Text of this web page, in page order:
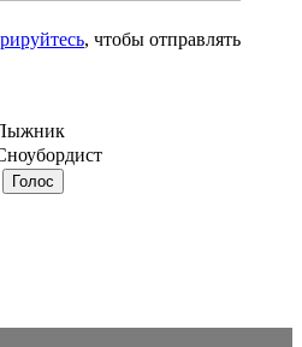
, чтобы отправлять